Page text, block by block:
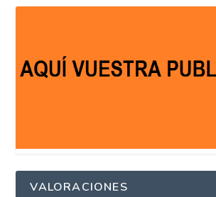
VALORACIONES